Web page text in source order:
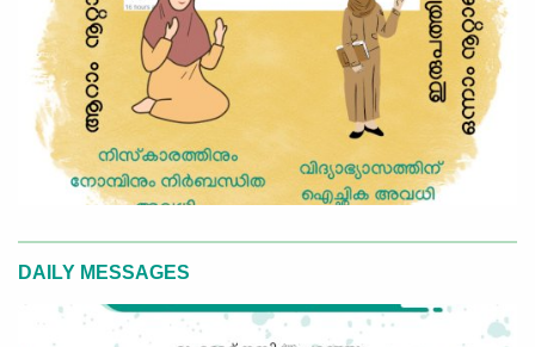
DAILY MESSAGES